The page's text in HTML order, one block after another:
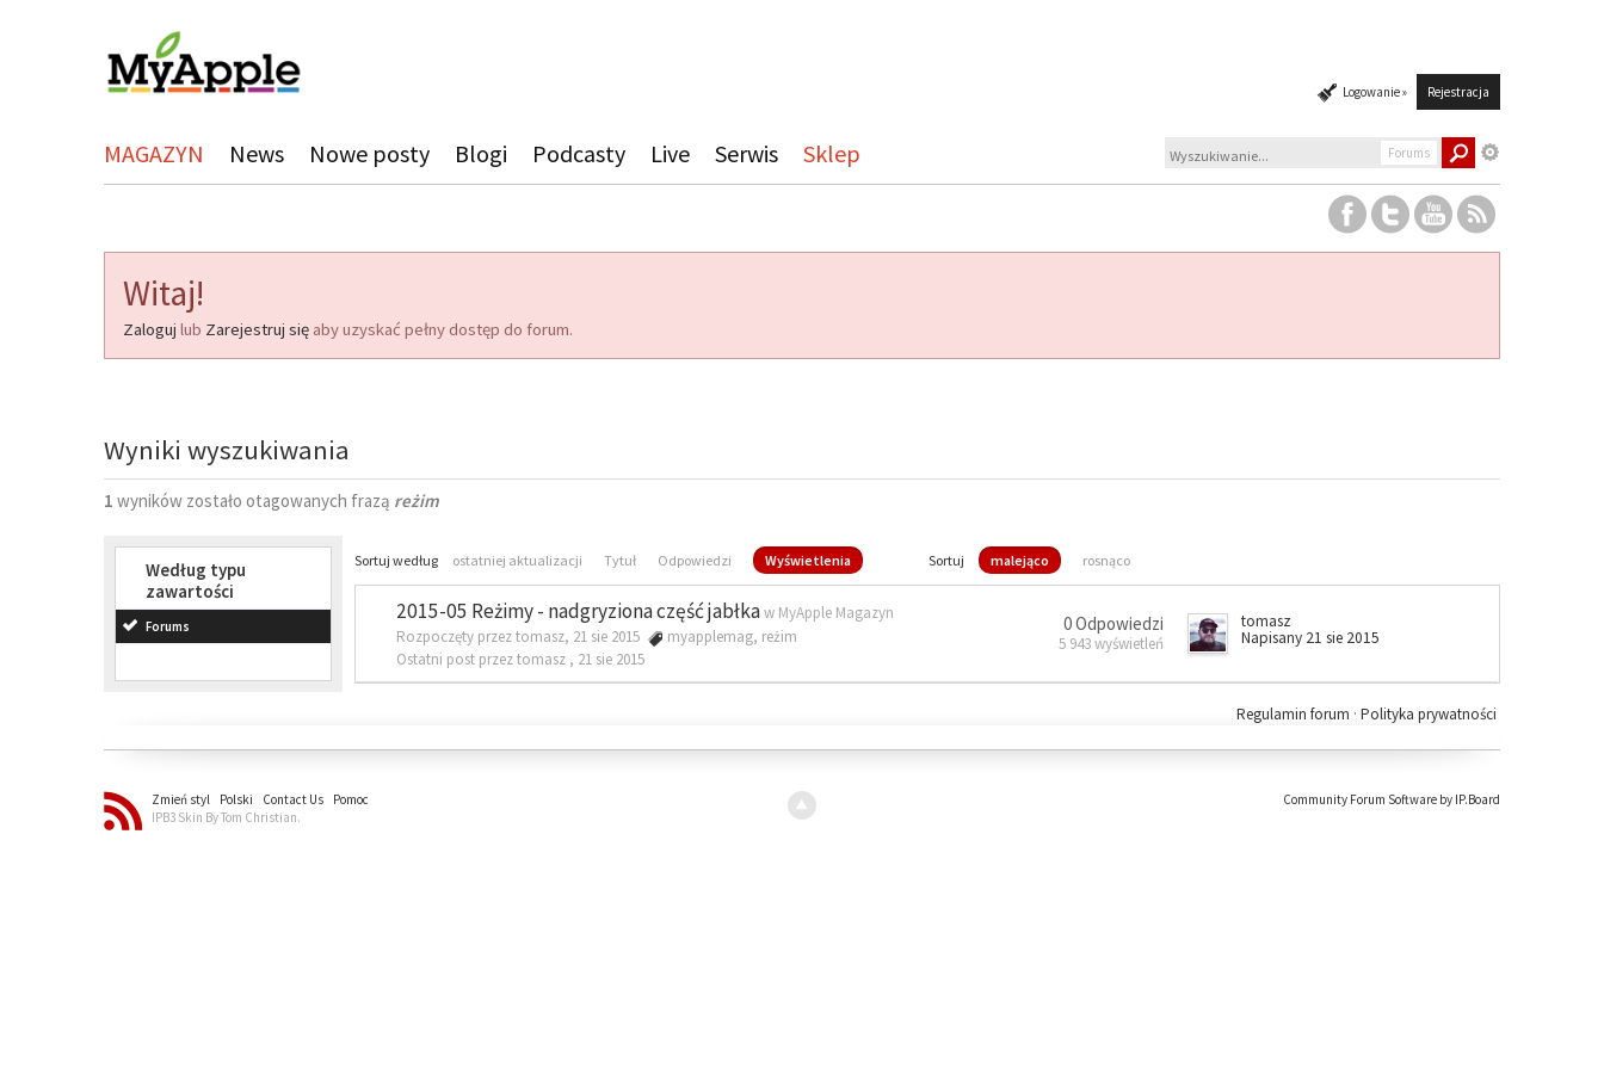
Logowanie » Rejestracja
MAGAZYN News Nowe posty Blogi Podcasty Live Serwis Sklep Forums
Witaj!
Zaloguj lub Zarejestruj się aby uzyskać pełny dostęp do forum.
Wyniki wyszukiwania
1 wyników zostało otagowanych frazą reżim
Według typu
zawartości
Forums
Sortuj według ostatniej aktualizacji Tytuł Odpowiedzi Wyświetlenia Sortuj malejąco rosnąco
2015-05 Reżimy - nadgryziona część jabłkaw MyApple Magazyn
Rozpoczęty przez tomasz, 21 sie 2015
myapplemag, reżim
Ostatni post przez tomasz , 21 sie 2015
0 Odpowiedzi
5 943 wyświetleń
tomasz
Napisany 21 sie 2015
Polityka prywatności
Regulamin forum ·
Zmień styl Polski Contact Us
Pomoc
IPB3 Skin By Tom Christian.
Community Forum Software by IP.Board